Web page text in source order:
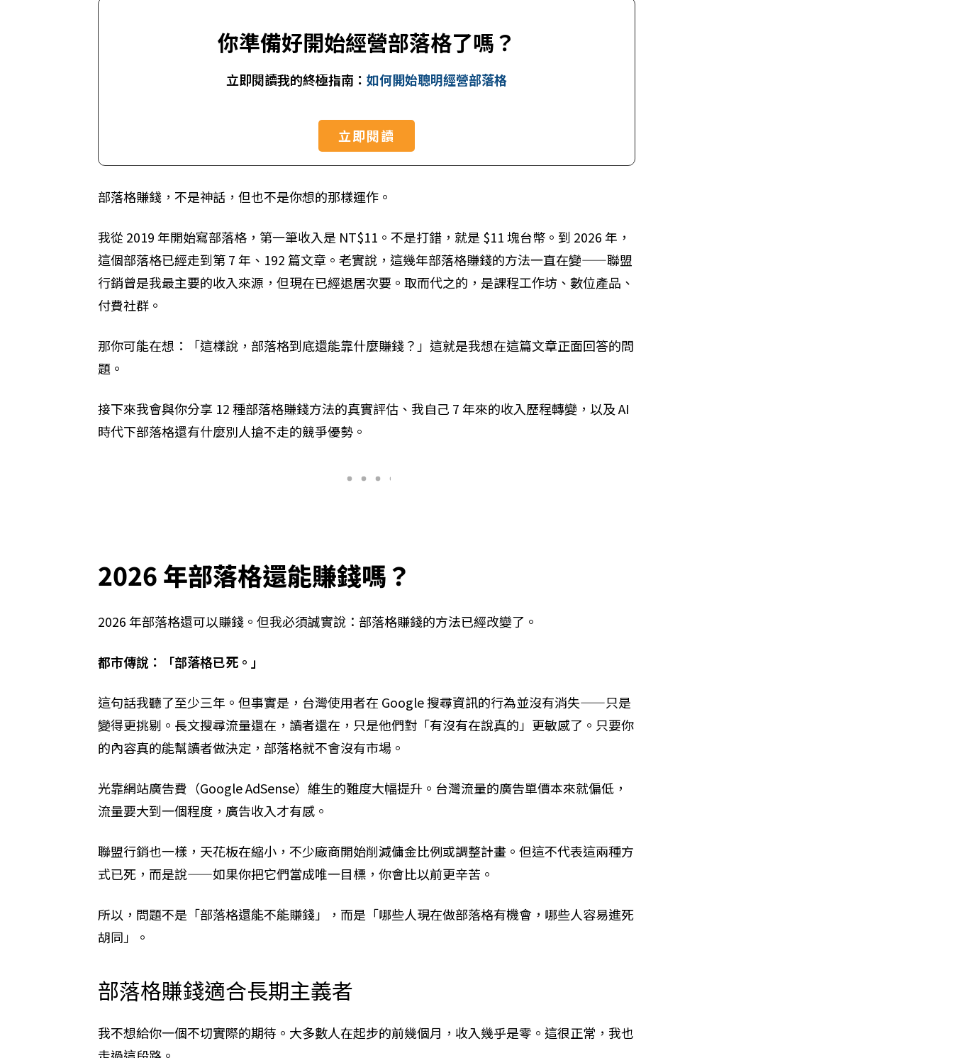
你準備好開始經營部落格了嗎？
立即閱讀我的終極指南：如何開始聰明經營部落格
立即閱讀
部落格賺錢，不是神話，但也不是你想的那樣運作。
我從 2019 年開始寫部落格，第一筆收入是 NT$11。不是打錯，就是 $11 塊台幣。到 2026 年，
這個部落格已經走到第 7 年、192 篇文章。老實說，這幾年部落格賺錢的方法一直在變——聯盟
行銷曾是我最主要的收入來源，但現在已經退居次要。取而代之的，是課程工作坊、數位產品、
付費社群。
那你可能在想：「這樣說，部落格到底還能靠什麼賺錢？」這就是我想在這篇文章正面回答的問
題。
接下來我會與你分享 12 種部落格賺錢方法的真實評估、我自己 7 年來的收入歷程轉變，以及 AI
時代下部落格還有什麼別人搶不走的競爭優勢。
2026 年部落格還能賺錢嗎？
2026 年部落格還可以賺錢。但我必須誠實說：部落格賺錢的方法已經改變了。
都市傳說：「部落格已死。」
這句話我聽了至少三年。但事實是，台灣使用者在 Google 搜尋資訊的行為並沒有消失——只是
變得更挑剔。長文搜尋流量還在，讀者還在，只是他們對「有沒有在說真的」更敏感了。只要你
的內容真的能幫讀者做決定，部落格就不會沒有市場。
光靠網站廣告費（Google AdSense）維生的難度大幅提升。台灣流量的廣告單價本來就偏低，
流量要大到一個程度，廣告收入才有感。
聯盟行銷也一樣，天花板在縮小，不少廠商開始削減傭金比例或調整計畫。但這不代表這兩種方
式已死，而是說——如果你把它們當成唯一目標，你會比以前更辛苦。
所以，問題不是「部落格還能不能賺錢」，而是「哪些人現在做部落格有機會，哪些人容易進死
胡同」。
部落格賺錢適合長期主義者
我不想給你一個不切實際的期待。大多數人在起步的前幾個月，收入幾乎是零。這很正常，我也